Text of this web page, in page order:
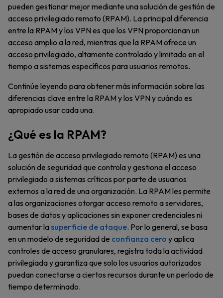
pueden gestionar mejor mediante una solución de gestión de
acceso privilegiado remoto (RPAM). La principal diferencia
entre la RPAM y los VPN es que los VPN proporcionan un
acceso amplio a la red, mientras que la RPAM ofrece un
acceso privilegiado, altamente controlado y limitado en el
tiempo a sistemas específicos para usuarios remotos.
Continúe leyendo para obtener más información sobre las
diferencias clave entre la RPAM y los VPN y cuándo es
apropiado usar cada una.
¿Qué es la RPAM?
La gestión de acceso privilegiado remoto (RPAM) es una
solución de seguridad que controla y gestiona el acceso
privilegiado a sistemas críticos por parte de usuarios
externos a la red de una organización. La RPAM les permite
a las organizaciones otorgar acceso remoto a servidores,
bases de datos y aplicaciones sin exponer credenciales ni
aumentar la superficie de ataque. Por lo general, se basa
en un modelo de seguridad de confianza cero y aplica
controles de acceso granulares, registra toda la actividad
privilegiada y garantiza que solo los usuarios autorizados
puedan conectarse a ciertos recursos durante un período de
tiempo determinado.